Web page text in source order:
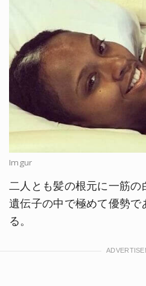
Imgur
二人とも髪の根元に一筋
遺伝子の中で極めて優勢で
る。